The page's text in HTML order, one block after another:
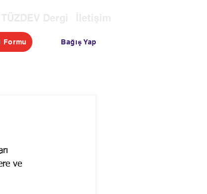
Formu Bağış Yap
ve